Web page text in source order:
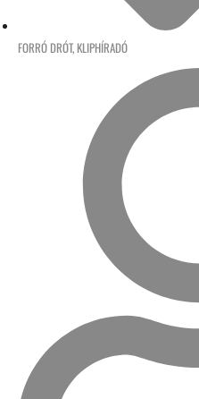
FORRÓ DRÓT, KLIPHÍRADÓ